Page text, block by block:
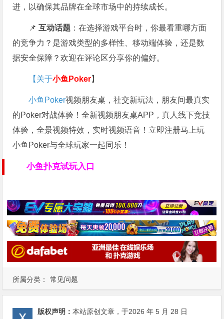
所属分类： 常见问题
进，以确保其品牌在全球市场中的持续成长。
📌互动话题 ：在选择游戏平台时，你最看重哪方面
的竞争力？是游戏类型的多样性、移动端体验，还是数
据安全保障？欢迎在评论区分享你的偏好。
【关于小鱼Poker】
小鱼Poker视频朋友桌，社交新玩法，朋友间最真实
的Poker对战体验！全新视频朋友桌APP，真人线下竞技
体验，全景视频特效，实时视频语音！立即注册马上玩
小鱼Poker与全球玩家一起同乐！
小鱼扑克试玩入口
版权声明：本站原创文章，于2026 年 5 月 28 日